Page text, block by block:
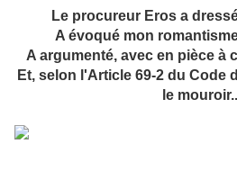
Le procureur Eros a
A évoqué mon
A argumenté, avec en pièce à
Et, selon l'Article 69-2 du Code
le